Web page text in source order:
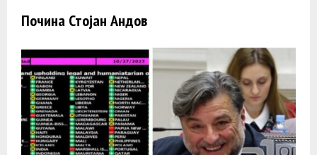
Почина Стојан Андов